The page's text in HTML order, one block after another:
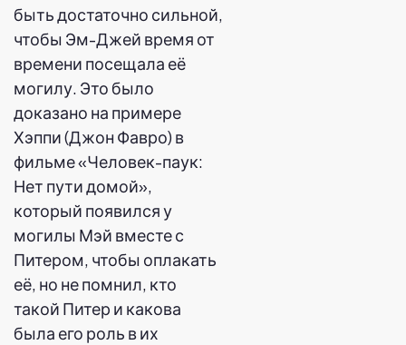
быть достаточно сильной,
чтобы Эм-Джей время от
времени посещала её
могилу. Это было
доказано на примере
Хэппи (Джон Фавро) в
фильме «Человек-паук:
Нет пути домой»,
который появился у
могилы Мэй вместе с
Питером, чтобы оплакать
её, но не помнил, кто
такой Питер и какова
была его роль в их